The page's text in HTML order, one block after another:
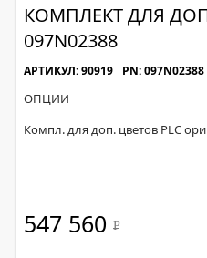
КОМПЛЕКТ ДЛЯ
097N02388
АРТИКУЛ: 90919 PN: 097N02388
ОПЦИИ
Компл. для доп. цветов PLC
547 560 Р